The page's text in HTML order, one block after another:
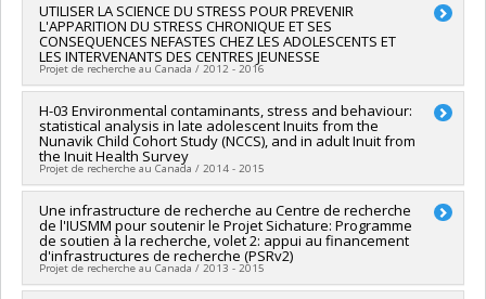
Grant programs:PVXXXXXX-Subvention Savoir
Lead researcher :Marc Lanovaz
Co-researchers : Pierrich Plusquellec,Nicholas Watkins
Funding sources:IRSC/Instituts de recherche en santé du
Canada
Grant programs:PVXX5647-(MOP) Subvention de
fonctionnement incluant les subventions de fonctionnement
programmatiques (général)
UTILISER LA SCIENCE DU STRESS POUR PREVENIR
L'APPARITION DU STRESS CHRONIQUE ET SES
CONSEQUENCES NEFASTES CHEZ LES ADOLESCENTS ET
LES INTERVENANTS DES CENTRES JEUNESSE
Projet de recherche au Canada / 2012 - 2016
Lead researcher :Pierrich Plusquellec
Funding sources:FRQSC/Fonds de recherche du Québec -
Société et culture (FQRSC)
Grant programs:PV113813-(NP) Soutien à la recherche pour la
relève professorale
H-03 Environmental contaminants, stress and behaviour:
statistical analysis in late adolescent Inuits from the
Nunavik Child Cohort Study (NCCS), and in adult Inuit from
the Inuit Health Survey
Projet de recherche au Canada / 2014 - 2015
Lead researcher :Pierrich Plusquellec
Funding sources: Affaires autochtones et Développement du
Nord Canada
Grant programs:
Une infrastructure de recherche au Centre de recherche
de l'IUSMM pour soutenir le Projet Sichature: Programme
de soutien à la recherche, volet 2: appui au financement
d'infrastructures de recherche (PSRv2)
Projet de recherche au Canada / 2013 - 2015